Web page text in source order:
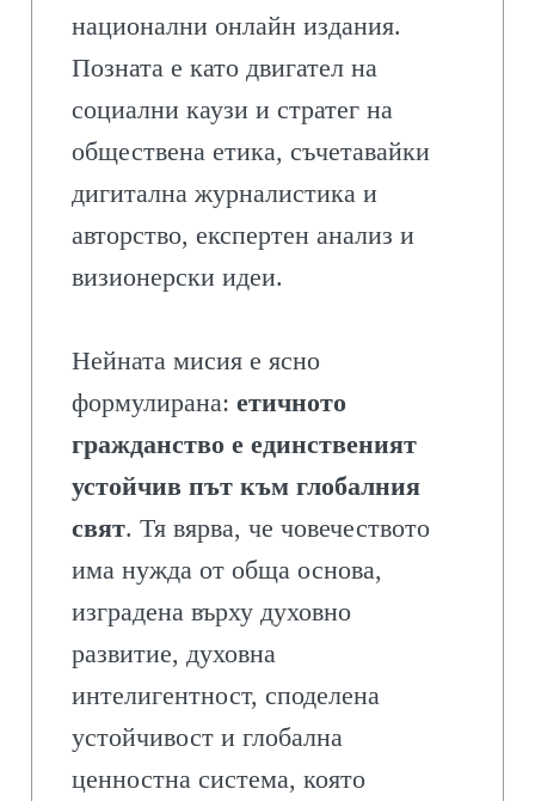
национални онлайн издания.
Позната е като двигател на
социални каузи и стратег на
обществена етика, съчетавайки
дигитална журналистика и
авторство, експертен анализ и
визионерски идеи.
Нейната мисия е ясно
формулирана:етичното
гражданство е единственият
устойчив път към глобалния
свят. Тя вярва, че човечеството
има нужда от обща основа,
изградена върху духовно
развитие, духовна
интелигентност, споделена
устойчивост и глобална
ценностна система, която